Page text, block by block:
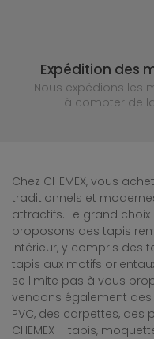
Expédition des
Nous expédions les
à compter de
Chez CHEMEX, vous
traditionnels et
attractifs. Le grand
proposons des tapis
intérieur, y compris des
tapis aux motifs
se limite pas à vous
vendons également
PVC, des carpettes, des
CHEMEX – tapis,